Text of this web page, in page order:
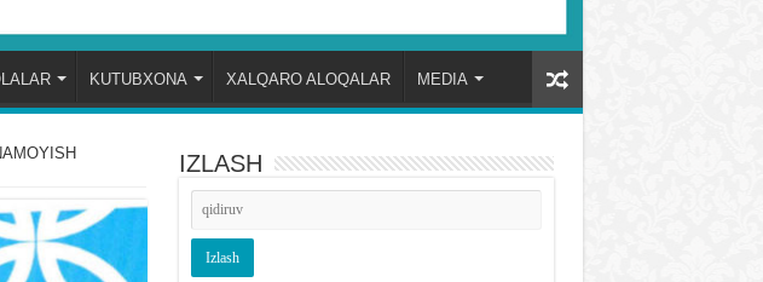
KUTUBXONA XALQARO ALOQALAR MEDIA
IZLASH